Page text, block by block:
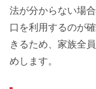
法が分からない場
口を利用するのが
きるため、家族全
めします。